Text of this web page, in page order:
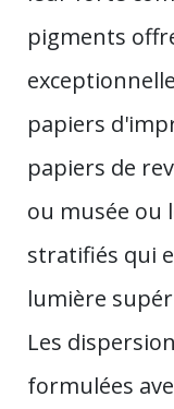
pigments
papiers
papiers de
ou musée ou
stratifiés qui
lumière
Les
formulées